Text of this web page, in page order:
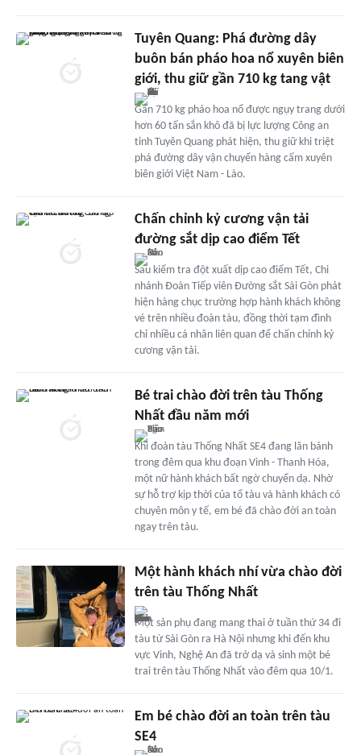
Tuyên Quang: Phá đường dây
buôn bán pháo hoa nổ xuyên biên
giới, thu giữ gần 710 kg tang vật
Gần 710 kg pháo hoa nổ được ngụy trang dưới
hơn 60 tấn sắn khô đã bị lực lượng Công an
tỉnh Tuyên Quang phát hiện, thu giữ khi triệt
phá đường dây vận chuyển hàng cấm xuyên
biên giới Việt Nam - Lào.
Chấn chỉnh kỷ cương vận tải
đường sắt dịp cao điểm Tết
Sau kiểm tra đột xuất dịp cao điểm Tết, Chi
nhánh Đoàn Tiếp viên Đường sắt Sài Gòn phát
hiện hàng chục trường hợp hành khách không
vé trên nhiều đoàn tàu, đồng thời tạm đình
chỉ nhiều cá nhân liên quan để chấn chỉnh kỷ
cương vận tải.
Bé trai chào đời trên tàu Thống
Nhất đầu năm mới
Khi đoàn tàu Thống Nhất SE4 đang lăn bánh
trong đêm qua khu đoạn Vinh - Thanh Hóa,
một nữ hành khách bất ngờ chuyển dạ. Nhờ
sự hỗ trợ kịp thời của tổ tàu và hành khách có
chuyên môn y tế, em bé đã chào đời an toàn
ngay trên tàu.
Một hành khách nhí vừa chào đời
trên tàu Thống Nhất
Một sản phụ đang mang thai ở tuần thứ 34 đi
tàu từ Sài Gòn ra Hà Nội nhưng khi đến khu
vực Vinh, Nghệ An đã trở dạ và sinh một bé
trai trên tàu Thống Nhất vào đêm qua 10/1.
Em bé chào đời an toàn trên tàu
SE4